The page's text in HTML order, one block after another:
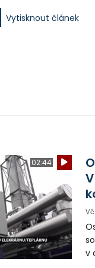
Vytisknout článek
02:44
v